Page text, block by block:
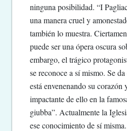
ninguna posibilidad. “I
una manera cruel y
también lo muestra.
puede ser una ópera oscura
embargo, el trágico
se reconoce a sí mismo. Se
está envenenando su corazón
impactante de ello en la
giubba”. Actualmente la
ese conocimiento de sí misma.